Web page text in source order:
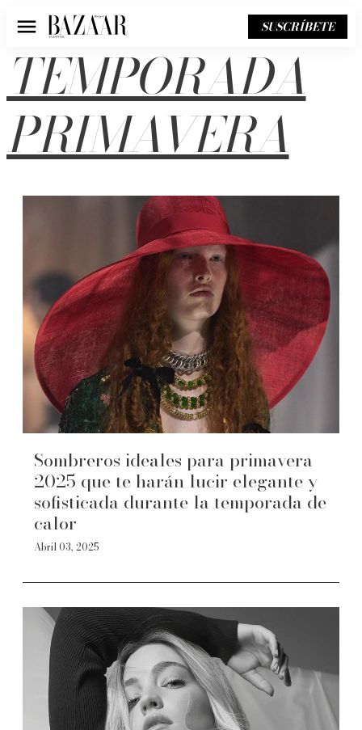
Menú SUSCRÍBETE
TEMPORADA
PRIMAVERA
Sombreros ideales para primavera
2025 que te harán lucir elegante y
sofisticada durante la temporada de
calor
Abril 03, 2025